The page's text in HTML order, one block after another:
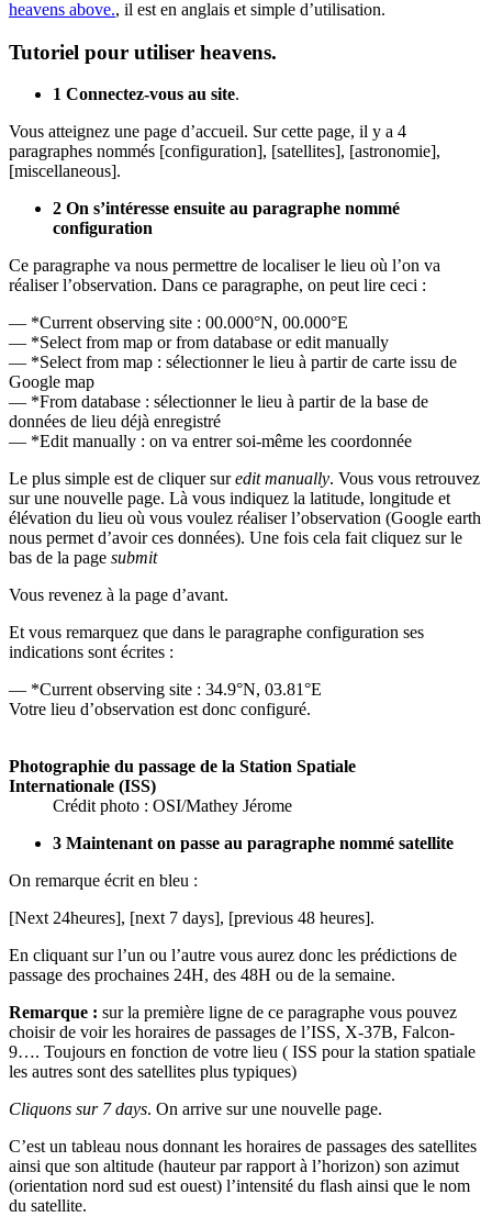
heavens above., il est en anglais et simple d’utilisation.
Tutoriel pour utiliser heavens.
1 Connectez-vous au site.
Vous atteignez une page d’accueil. Sur cette page, il y a 4
paragraphes nommés [configuration], [satellites], [astronomie],
[miscellaneous].
2 On s’intéresse ensuite au paragraphe nommé
configuration
Ce paragraphe va nous permettre de localiser le lieu où l’on va
réaliser l’observation. Dans ce paragraphe, on peut lire ceci :
— *Current observing site : 00.000°N, 00.000°E
— *Select from map or from database or edit manually
— *Select from map : sélectionner le lieu à partir de carte issu de
Google map
— *From database : sélectionner le lieu à partir de la base de
données de lieu déjà enregistré
— *Edit manually : on va entrer soi-même les coordonnée
Le plus simple est de cliquer suredit manually. Vous vous retrouvez
sur une nouvelle page. Là vous indiquez la latitude, longitude et
élévation du lieu où vous voulez réaliser l’observation (Google earth
nous permet d’avoir ces données). Une fois cela fait cliquez sur le
bas de la page submit
Vous revenez à la page d’avant.
Et vous remarquez que dans le paragraphe configuration ses
indications sont écrites :
— *Current observing site : 34.9°N, 03.81°E
Votre lieu d’observation est donc configuré.
Photographie du passage de la Station Spatiale
Internationale (ISS)
Crédit photo : OSI/Mathey Jérome
3 Maintenant on passe au paragraphe nommé satellite
On remarque écrit en bleu :
[Next 24heures], [next 7 days], [previous 48 heures].
En cliquant sur l’un ou l’autre vous aurez donc les prédictions de
passage des prochaines 24H, des 48H ou de la semaine.
Remarque : sur la première ligne de ce paragraphe vous pouvez
choisir de voir les horaires de passages de l’ISS, X-37B, Falcon-
9…. Toujours en fonction de votre lieu ( ISS pour la station spatiale
les autres sont des satellites plus typiques)
Cliquons sur 7 days. On arrive sur une nouvelle page.
C’est un tableau nous donnant les horaires de passages des satellites
ainsi que son altitude (hauteur par rapport à l’horizon) son azimut
(orientation nord sud est ouest) l’intensité du flash ainsi que le nom
du satellite.